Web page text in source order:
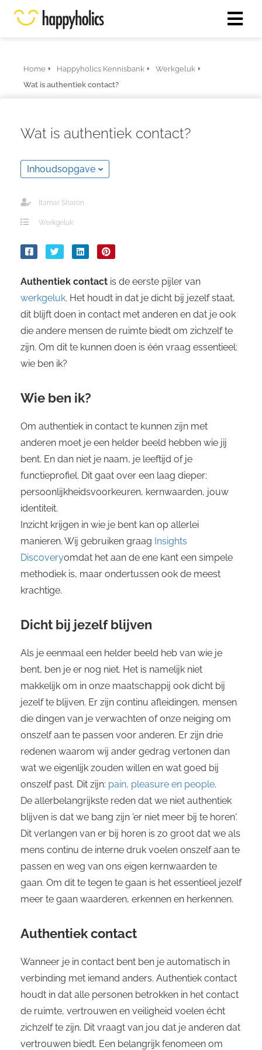
Home Happyholics Kennisbank
Werkgeluk
Wat is authentiek contact?
Wat is authentiek contact?
Inhoudsopgave
Itamar Sharon
Werkgeluk
Authentiek contact is de eerste pijler van
werkgeluk. Het houdt in dat je dicht bij jezelf staat,
dit blijft doen in contact met anderen en dat je ook
die andere mensen de ruimte biedt om zichzelf te
zijn. Om dit te kunnen doen is één vraag essentieel:
wie ben ik?
Wie ben ik?
Om authentiek in contact te kunnen zijn met
anderen moet je een helder beeld hebben wie jij
bent. En dan niet je naam, je leeftijd of je
functieprofiel. Dit gaat over een laag dieper:
persoonlijkheidsvoorkeuren, kernwaarden, jouw
identiteit.
Inzicht krijgen in wie je bent kan op allerlei
manieren. Wij gebruiken graag Insights
Discoveryomdat het aan de ene kant een simpele
methodiek is, maar ondertussen ook de meest
krachtige.
Dicht bij jezelf blijven
Als je eenmaal een helder beeld heb van wie je
bent, ben je er nog niet. Het is namelijk niet
makkelijk om in onze maatschappij ook dicht bij
jezelf te blijven. Er zijn continu afleidingen, mensen
die dingen van je verwachten of onze neiging om
onszelf aan te passen voor anderen. Er zijn drie
redenen waarom wij ander gedrag vertonen dan
wat we eigenlijk zouden willen en wat goed bij
onszelf past. Dit zijn: pain, pleasure en people.
De allerbelangrijkste reden dat we niet authentiek
blijven is dat we bang zijn 'er niet meer bij te horen'.
Dit verlangen van er bij horen is zo groot dat we als
mens continu de interne druk voelen onszelf aan te
passen en weg van ons eigen kernwaarden te
gaan. Om dit te tegen te gaan is het essentieel jezelf
meer te gaan waarderen, erkennen en herkennen.
Authentiek contact
Wanneer je in contact bent ben je automatisch in
verbinding met iemand anders. Authentiek contact
houdt in dat alle personen betrokken in het contact
de ruimte, vertrouwen en veiligheid voelen écht
zichzelf te zijn. Dit vraagt van jou dat je anderen dat
vertrouwen biedt. Een belangrijk fenomeen om